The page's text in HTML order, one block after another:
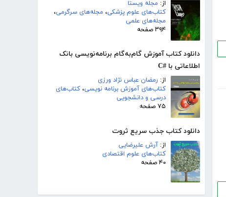
از: مجله ویستا
کتاب‌های علوم پزشکی، مجله‌های سرگرمی،
مجله‌های علمی
۳۹۴ صفحه
دانلود کتاب آموزش گام‌به‌گام برنامه‌نویسی بانک
اطلاعاتی با #C
از: رمضان عباس نژاد ورزی
کتاب‌های آموزش برنامه نویسی، کتاب‌های
درسی و دانشجویی
۷۵ صفحه
دانلود کتاب جذب سریع ثروت
از: آرش علیرضایی
کتاب‌های علوم اقتصادی
۴۰ صفحه